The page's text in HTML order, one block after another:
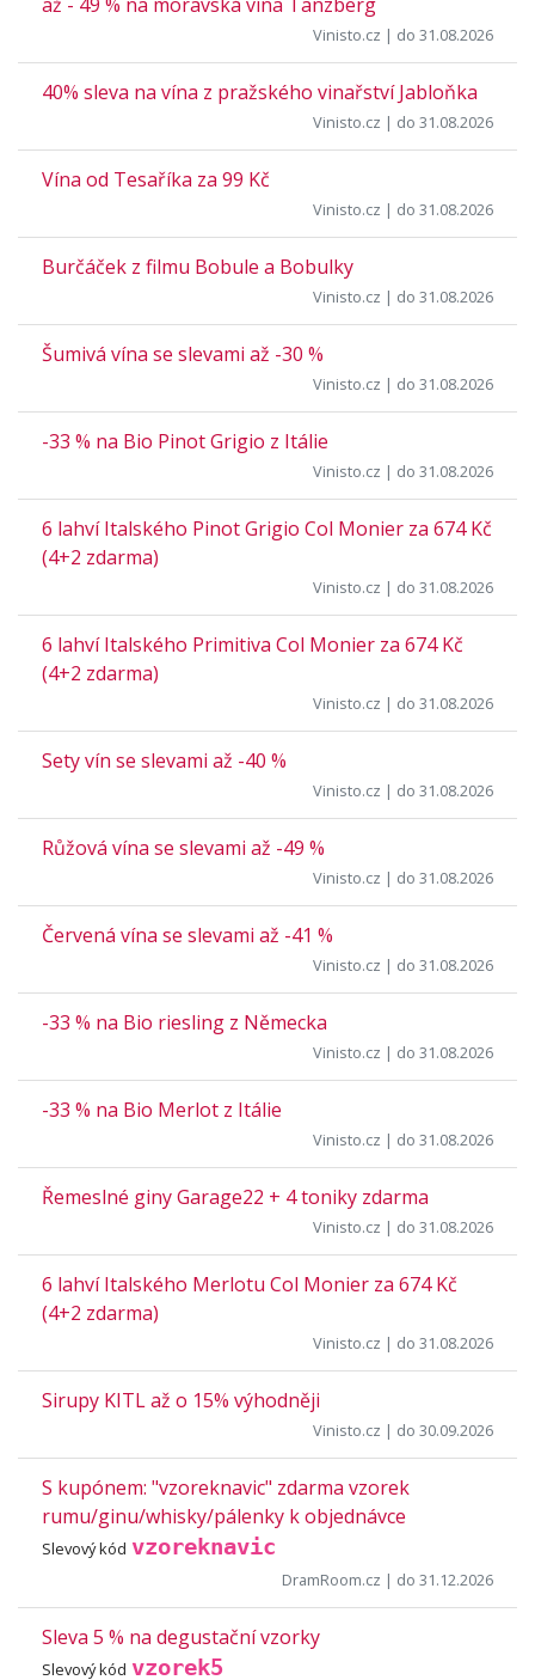
Vinisto.cz | do 31.08.2026
40% sleva na vína z pražského vinařství Jabloňka
Vinisto.cz | do 31.08.2026
Vína od Tesaříka za 99 Kč
Vinisto.cz | do 31.08.2026
Burčáček z filmu Bobule a Bobulky
Vinisto.cz | do 31.08.2026
Šumivá vína se slevami až -30 %
Vinisto.cz | do 31.08.2026
-33 % na Bio Pinot Grigio z Itálie
Vinisto.cz | do 31.08.2026
6 lahví Italského Pinot Grigio Col Monier za 674 Kč
(4+2 zdarma)
Vinisto.cz | do 31.08.2026
6 lahví Italského Primitiva Col Monier za 674 Kč
(4+2 zdarma)
Vinisto.cz | do 31.08.2026
Sety vín se slevami až -40 %
Vinisto.cz | do 31.08.2026
Růžová vína se slevami až -49 %
Vinisto.cz | do 31.08.2026
Červená vína se slevami až -41 %
Vinisto.cz | do 31.08.2026
-33 % na Bio riesling z Německa
Vinisto.cz | do 31.08.2026
-33 % na Bio Merlot z Itálie
Vinisto.cz | do 31.08.2026
Řemeslné giny Garage22 + 4 toniky zdarma
Vinisto.cz | do 31.08.2026
6 lahví Italského Merlotu Col Monier za 674 Kč
(4+2 zdarma)
Vinisto.cz | do 31.08.2026
Sirupy KITL až o 15% výhodněji
Vinisto.cz | do 30.09.2026
S kupónem: "vzoreknavic" zdarma vzorek
rumu/ginu/whisky/pálenky k objednávce
Slevový kód vzoreknavic
DramRoom.cz | do 31.12.2026
Sleva 5 % na degustační vzorky
Slevový kód vzorek5